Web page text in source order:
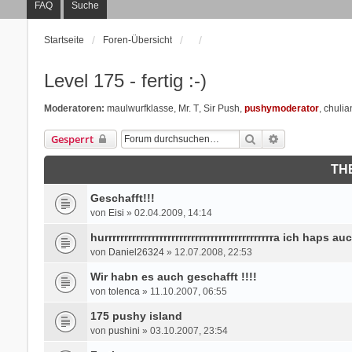
FAQ Suche
Startseite Foren-Übersicht
Level 175 - fertig :-)
Moderatoren: maulwurfklasse Mr. T, Sir Push pushymoderator,
Gesperrt Suche
Geschafft!!!
von Eisi » 02.04.2009, 14:14
hurrrrrrrrrrrrrrrrrrrrrrrrrrrrrrrrrrrrrrrrrrra ich haps
von Daniel26324» 12.07.2008, 22:53
Wir habn es auch geschafft !!!!
von tolenca » 11.10.2007, 06:55
175 pushy island
von pushini » 03.10.2007, 23:54